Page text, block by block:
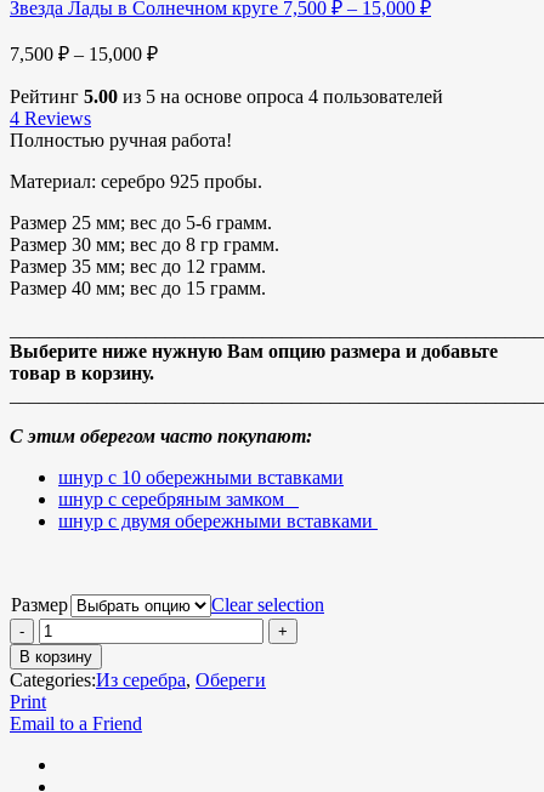
Звезда Лады в Солнечном круге 7,500 ₽ – 15,000 ₽
7,500 ₽ – 15,000 ₽
Рейтинг 5.00 из 5 на основе опроса 4 пользователей
4 Reviews
Полностью ручная работа!
Материал: серебро 925 пробы.
Размер 25 мм; вес до 5-6 грамм.
Размер 30 мм; вес до 8 гр грамм.
Размер 35 мм; вес до 12 грамм.
Размер 40 мм; вес до 15 грамм.
Выберите ниже нужную Вам опцию размера и добавьте
товар в корзину.
С этим оберегом часто покупают:
шнур с 10 обережными вставками
шнур с серебряным замком
шнур с двумя обережными вставками
Размер Clear selection
В корзину
Categories:Из серебра, Обереги
Print
Email to a Friend